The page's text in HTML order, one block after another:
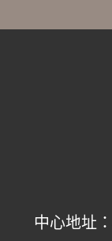
中心地址：